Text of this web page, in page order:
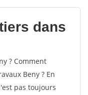
dans
? Comment
Beny ? En
pas toujours